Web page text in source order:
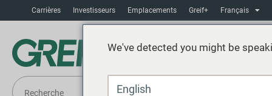
Carrières Investisseurs Emplacements Greif+ Français
We've detected you might be
English